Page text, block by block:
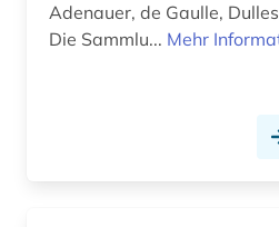
Adenauer, de Gaulle,
Die Sammlu... Mehr